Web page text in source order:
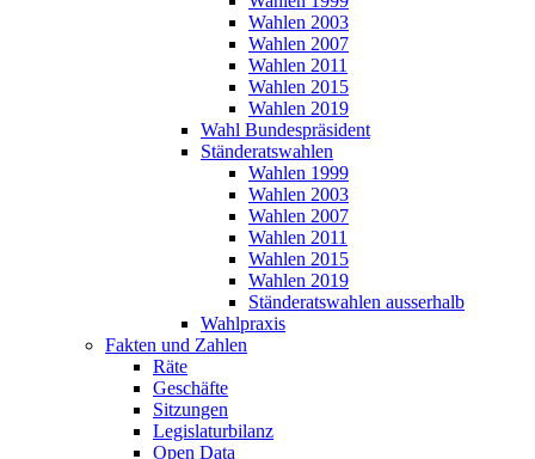
Wahlen 2003
Wahlen 2007
Wahlen 2011
Wahlen 2015
Wahlen 2019
Wahl Bundespräsident
Ständeratswahlen
Wahlen 1999
Wahlen 2003
Wahlen 2007
Wahlen 2011
Wahlen 2015
Wahlen 2019
Ständeratswahlen ausserhalb
Wahlpraxis
Fakten und Zahlen
Räte
Geschäfte
Sitzungen
Legislaturbilanz
Open Data